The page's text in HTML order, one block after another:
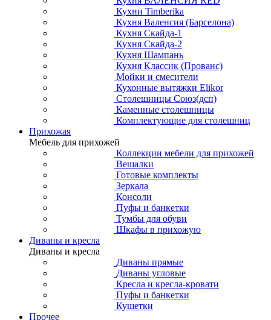
Кухни Timberika
Кухня Валенсия (Барселона)
Кухня Скайда-1
Кухня Скайда-2
Кухня Шампань
Кухня Классик (Прованс)
Мойки и смесители
Кухонные вытяжки Elikor
Столешницы Союз(дсп)
Каменные столешницы
Комплектующие для столешниц
Прихожая
Мебель для прихожей
Коллекции мебели для прихожей
Вешалки
Готовые комплекты
Зеркала
Консоли
Пуфы и банкетки
Тумбы для обуви
Шкафы в прихожую
Диваны и кресла
Диваны и кресла
Диваны прямые
Диваны угловые
Кресла и кресла-кровати
Пуфы и банкетки
Кушетки
Прочее